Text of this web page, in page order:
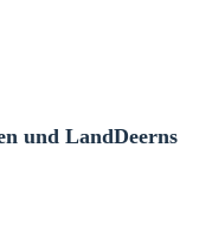
und LandDeerns